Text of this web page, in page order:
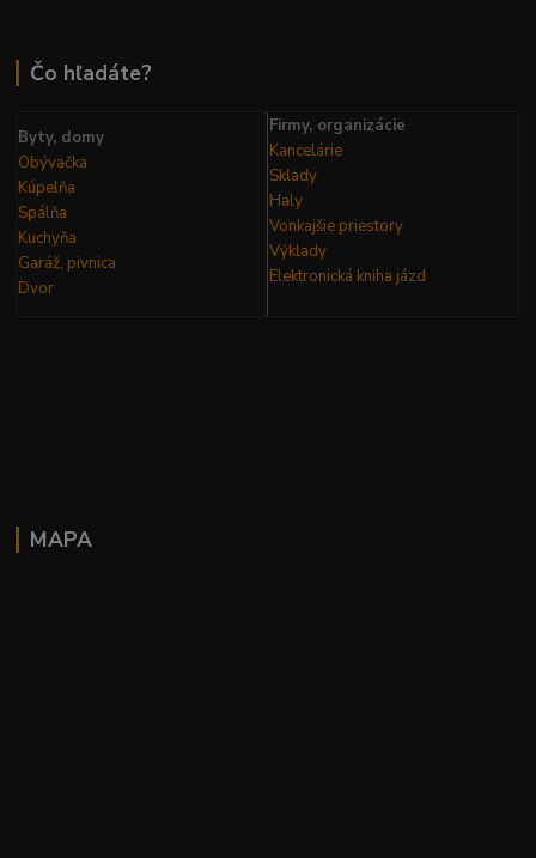
Čo hľadáte?
Byty, domy
Obývačka
Kúpelňa
Spálňa
Kuchyňa
Garáž, pivnica
Dvor
Firmy, organizácie
Kancelárie
Sklady
Haly
Vonkajšie priestory
Výklady
Elektronická kniha jázd
MAPA